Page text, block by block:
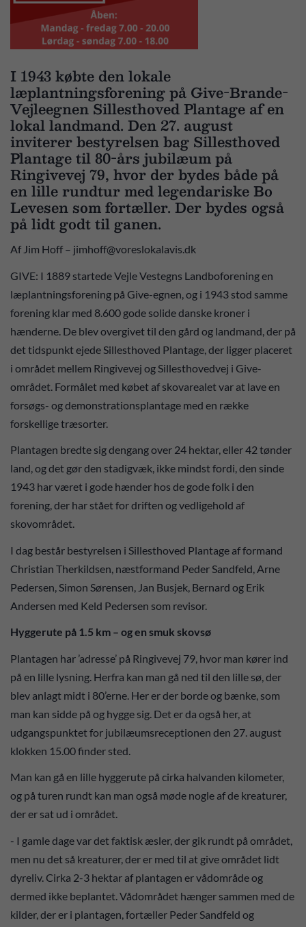
I 1943 købte den lokale
læplantningsforening på Give-Brande-
Vejleegnen Sillesthoved Plantage af en
lokal landmand. Den 27. august
inviterer bestyrelsen bag Sillesthoved
Plantage til 80-års jubilæum på
Ringivevej 79, hvor der bydes både på
en lille rundtur med legendariske Bo
Levesen som fortæller. Der bydes også
på lidt godt til ganen.
Af Jim Hoff – jimhoff@voreslokalavis.dk
GIVE: I 1889 startede Vejle Vestegns Landboforening en
læplantningsforening på Give-egnen, og i 1943 stod samme
forening klar med 8.600 gode solide danske kroner i
hænderne. De blev overgivet til den gård og landmand, der på
det tidspunkt ejede Sillesthoved Plantage, der ligger placeret
i området mellem Ringivevej og Sillesthovedvej i Give-
området. Formålet med købet af skovarealet var at lave en
forsøgs- og demonstrationsplantage med en række
forskellige træsorter.
Plantagen bredte sig dengang over 24 hektar, eller 42 tønder
land, og det gør den stadigvæk, ikke mindst fordi, den sinde
1943 har været i gode hænder hos de gode folk i den
forening, der har stået for driften og vedligehold af
skovområdet.
I dag består bestyrelsen i Sillesthoved Plantage af formand
Christian Therkildsen, næstformand Peder Sandfeld, Arne
Pedersen, Simon Sørensen, Jan Busjek, Bernard og Erik
Andersen med Keld Pedersen som revisor.
Hyggerute på 1.5 km – og en smuk skovsø
Plantagen har ’adresse’ på Ringivevej 79, hvor man kører ind
på en lille lysning. Herfra kan man gå ned til den lille sø, der
blev anlagt midt i 80’erne. Her er der borde og bænke, som
man kan sidde på og hygge sig. Det er da også her, at
udgangspunktet for jubilæumsreceptionen den 27. august
klokken 15.00 finder sted.
Man kan gå en lille hyggerute på cirka halvanden kilometer,
og på turen rundt kan man også møde nogle af de kreaturer,
der er sat ud i området.
- I gamle dage var det faktisk æsler, der gik rundt på området,
men nu det så kreaturer, der er med til at give området lidt
dyreliv. Cirka 2-3 hektar af plantagen er vådområde og
dermed ikke beplantet. Vådområdet hænger sammen med de
kilder, der er i plantagen, fortæller Peder Sandfeld og